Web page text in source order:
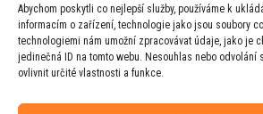
Abychom poskytli co nejlepší služby, používáme k
informacím o zařízení, technologie jako jsou soubory
technologiemi nám umožní zpracovávat údaje, jako je
jedinečná ID na tomto webu. Nesouhlas nebo odvolání
ovlivnit určité vlastnosti a funkce.
agenturouZEST